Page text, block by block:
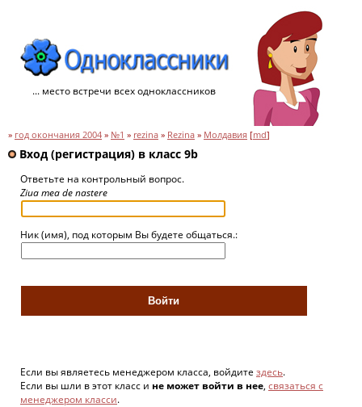
... место встречи всех одноклассников
» год окончания 2004 » №1 » rezina » Rezina » Молдавия [md]
Вход (регистрация) в класс 9b
Ответьте на контрольный вопрос.
Ziua mea de nastere
Ник (имя), под которым Вы будете общаться.:
Если вы являетесь менеджером класса, войдите здесь.
Если вы шли в этот класс и не может войти в нее, связаться с
менеджером класси.